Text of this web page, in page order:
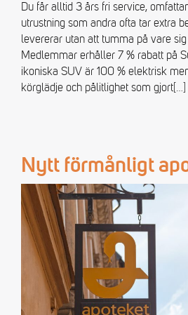
Du får alltid 3 års fri service,
utrustning som andra ofta tar extra
levererar utan att tumma på vare
Medlemmar erhåller 7 % rabatt på
ikoniska SUV är 100 % elektrisk
körglädje och pålitlighet som gjort […]
Nytt förmånligt